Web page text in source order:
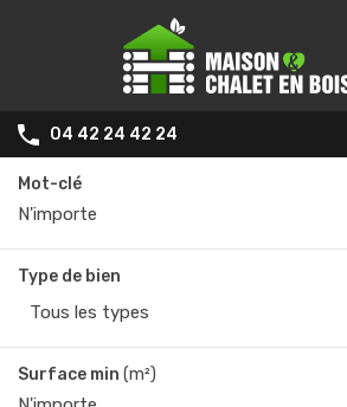
04 42 24 42 24
Mot-clé
Type de bien
Tous les types
Surface min (m²)